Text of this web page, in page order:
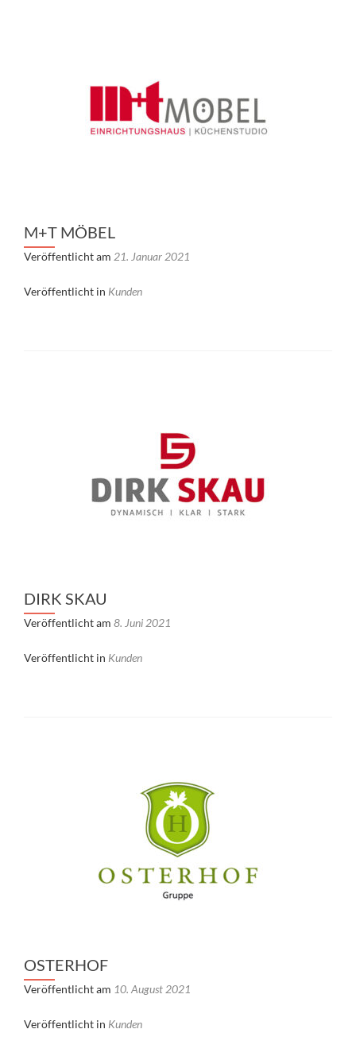
M+T MÖBEL
Veröffentlicht am 21. Januar 2021
Veröffentlicht in Kunden
DIRK SKAU
Veröffentlicht am 8. Juni 2021
Veröffentlicht in Kunden
OSTERHOF
Veröffentlicht am 10. August 2021
Veröffentlicht in Kunden